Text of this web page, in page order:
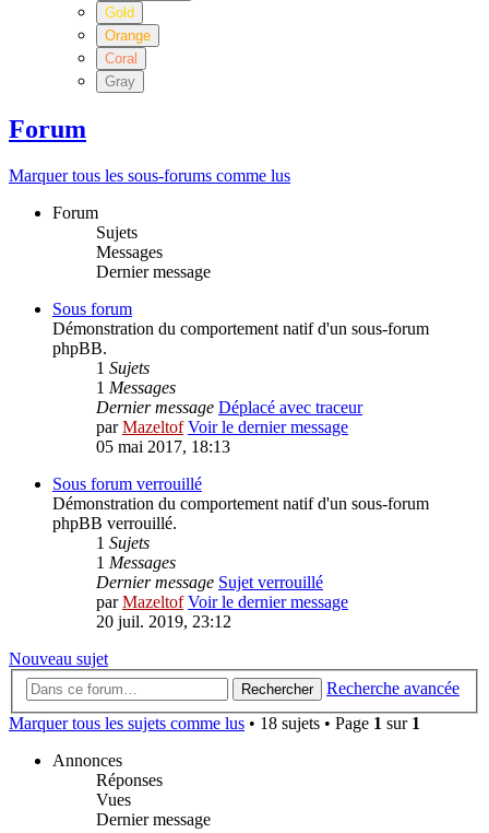
Gold
Orange
Coral
Gray
Forum
Marquer tous les sous-forums comme lus
Forum
Sujets
Messages
Dernier message
Sous forum
Démonstration du comportement natif d'un sous-forum
phpBB.
1 Sujets
1 Messages
Dernier message Déplacé avec traceur
parMazeltof Voir le dernier message
05 mai 2017, 18:13
Sous forum verrouillé
Démonstration du comportement natif d'un sous-forum
phpBB verrouillé.
1 Sujets
1 Messages
Dernier message Sujet verrouillé
parMazeltof Voir le dernier message
20 juil. 2019, 23:12
Nouveau sujet
Rechercher
Recherche avancée
Marquer tous les sujets comme lus • 18 sujets • Page 1 sur 1
Annonces
Réponses
Vues
Dernier message